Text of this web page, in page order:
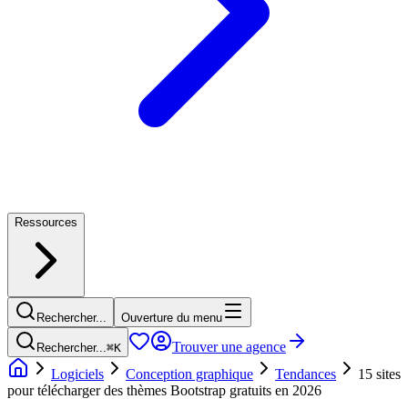
Ressources
Rechercher... Ouverture du menu
Rechercher...⌘K
Trouver une agence
Logiciels
Conception graphique Tendances
15 sites
pour télécharger des thèmes Bootstrap gratuits en 2026